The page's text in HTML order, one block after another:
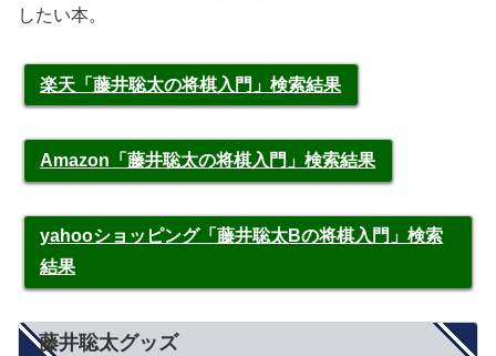
したい本。
楽天「藤井聡太の将棋入門」検索結果
Amazon「藤井聡太の将棋入門」検索結果
yahooショッピング「藤井聡太Bの将棋入門」検索
結果
藤井聡太グッズ